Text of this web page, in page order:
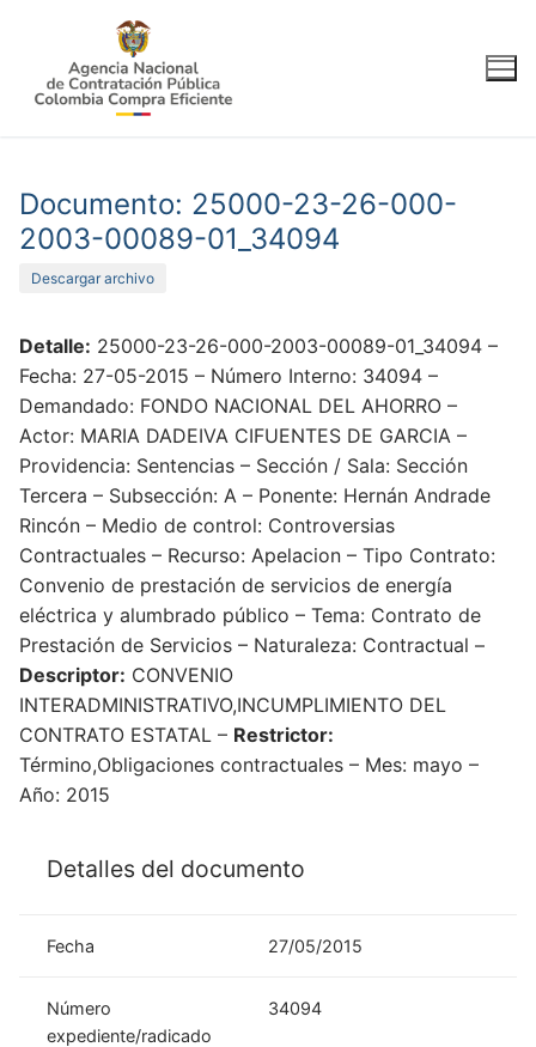
contenido
Documento: 25000-23-26-000-
2003-00089-01_34094
Descargar archivo
Detalle: 25000-23-26-000-2003-00089-01_34094 –
Fecha: 27-05-2015 – Número Interno: 34094 –
Demandado: FONDO NACIONAL DEL AHORRO –
Actor: MARIA DADEIVA CIFUENTES DE GARCIA –
Providencia: Sentencias – Sección / Sala: Sección
Tercera – Subsección: A – Ponente: Hernán Andrade
Rincón – Medio de control: Controversias
Contractuales – Recurso: Apelacion – Tipo Contrato:
Convenio de prestación de servicios de energía
eléctrica y alumbrado público – Tema: Contrato de
Prestación de Servicios – Naturaleza: Contractual –
Descriptor: CONVENIO
INTERADMINISTRATIVO,INCUMPLIMIENTO DEL
CONTRATO ESTATAL – Restrictor:
Término,Obligaciones contractuales – Mes: mayo –
Año: 2015
Detalles del documento
Fecha 27/05/2015
Número
expediente/radicado
34094